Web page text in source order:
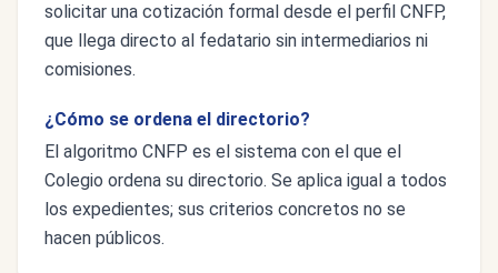
solicitar una cotización formal desde el perfil CNFP,
que llega directo al fedatario sin intermediarios ni
comisiones.
¿Cómo se ordena el directorio?
El algoritmo CNFP es el sistema con el que el
Colegio ordena su directorio. Se aplica igual a todos
los expedientes; sus criterios concretos no se
hacen públicos.